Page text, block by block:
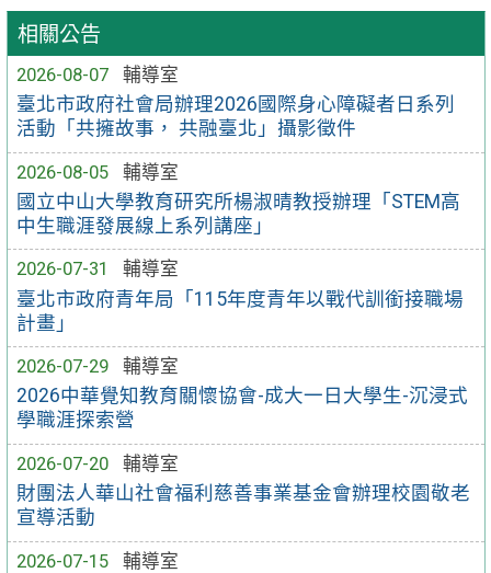
相關公告
2026-08-07
輔導室
臺北市政府社會局辦理2026國際身心障礙者日系列
活動「共擁故事， 共融臺北」攝影徵件
2026-08-05
輔導室
國立中山大學教育研究所楊淑晴教授辦理「STEM高
中生職涯發展線上系列講座」
2026-07-31
輔導室
臺北市政府青年局「115年度青年以戰代訓銜接職場
計畫」
2026-07-29
輔導室
2026中華覺知教育關懷協會-成大一日大學生-沉浸式
學職涯探索營
2026-07-20
輔導室
財團法人華山社會福利慈善事業基金會辦理校園敬老
宣導活動
2026-07-15
輔導室